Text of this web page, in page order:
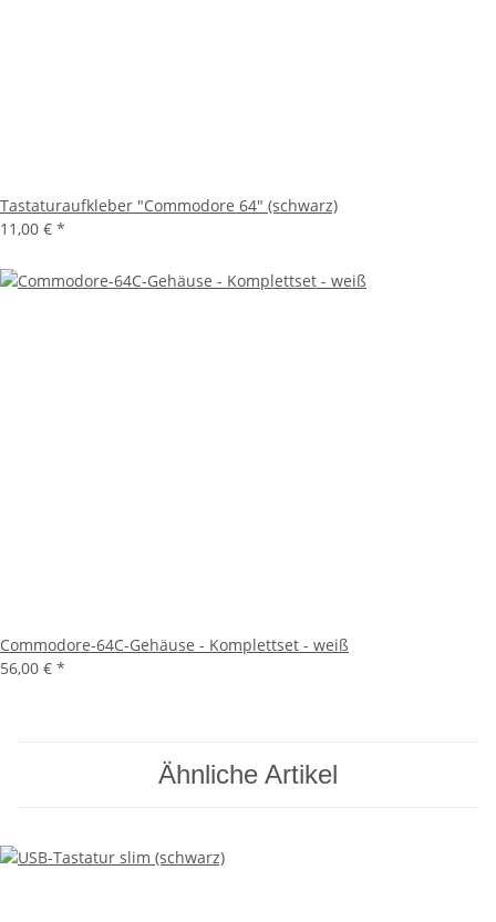
Tastaturaufkleber "Commodore 64" (schwarz)
11,00 € *
Commodore-64C-Gehäuse - Komplettset - weiß
56,00 € *
Ähnliche Artikel